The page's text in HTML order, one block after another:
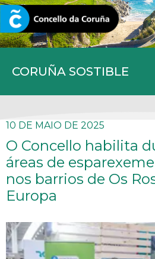
CORUÑA SOSTIBLE
CORUNA.GAL
10 DE MAIO DE 2025
O Concello habilita
áreas de
nos barrios de Os
Europa